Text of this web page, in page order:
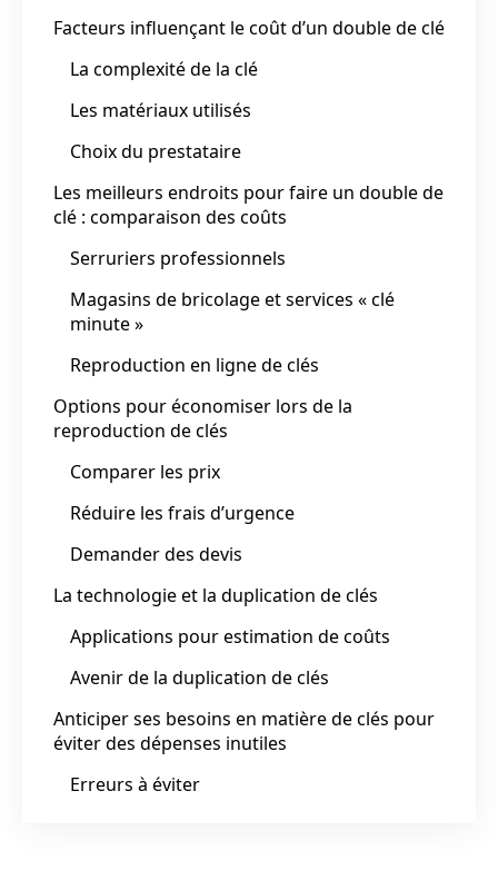
Facteurs influençant le coût d’un double de clé
La complexité de la clé
Les matériaux utilisés
Choix du prestataire
Les meilleurs endroits pour faire un double de
clé : comparaison des coûts
Serruriers professionnels
Magasins de bricolage et services « clé
minute »
Reproduction en ligne de clés
Options pour économiser lors de la
reproduction de clés
Comparer les prix
Réduire les frais d’urgence
Demander des devis
La technologie et la duplication de clés
Applications pour estimation de coûts
Avenir de la duplication de clés
Anticiper ses besoins en matière de clés pour
éviter des dépenses inutiles
Erreurs à éviter